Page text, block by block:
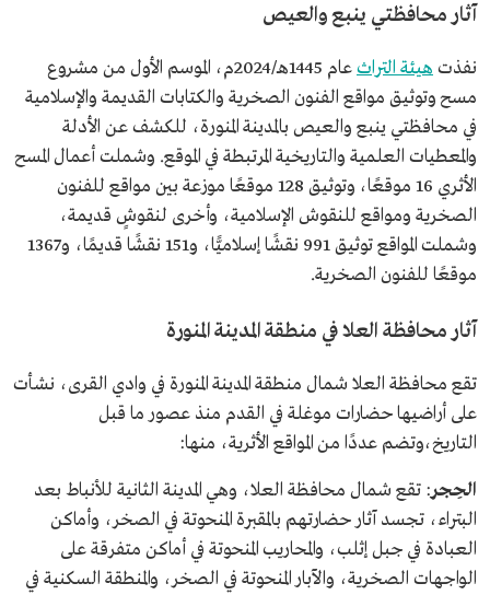
آثار محافظتي ينبع والعيص
نفذت هيئة التراث
عام 1445هـ/2024م، الموسم الأول من مشروع
مسح وتوثيق مواقع الفنون الصخرية والكتابات القديمة والإسلامية
في محافظتي ينبع والعيص بالمدينة المنورة، للكشف عن الأدلة
والمعطيات العلمية والتاريخية المرتبطة في الموقع. وشملت أعمال المسح
الأثري 16 موقعًا، وتوثيق 128 موقعًا موزعة بين مواقع للفنون
الصخرية ومواقع للنقوش الإسلامية، وأخرى لنقوشٍ قديمة،
وشملت المواقع توثيق 991 نقشًا إسلاميًّا، و151 نقشًا قديمًا، و1367
موقعًا للفنون الصخرية.
آثار محافظة العلا في منطقة المدينة المنورة
تقع محافظة العلا شمال منطقة المدينة المنورة في وادي القرى، نشأت
على أراضيها حضارات موغلة في القدم منذ عصور ما قبل
التاريخ،وتضم عددًا من المواقع الأثرية، منها:
الحِجر: تقع شمال محافظة العلا، وهي المدينة الثانية للأنباط بعد
البتراء، تجسد آثار حضارتهم بالمقبرة المنحوتة في الصخر، وأماكن
العبادة في جبل إثلب، والمحاريب المنحوتة في أماكن متفرقة على
الواجهات الصخرية، والآبار المنحوتة في الصخر، والمنطقة السكنية في